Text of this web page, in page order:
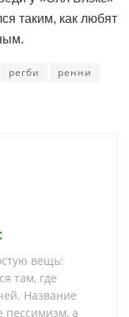
таким, как любят
регби
ренни
вещь:
там, где
Название
пессимизм, а